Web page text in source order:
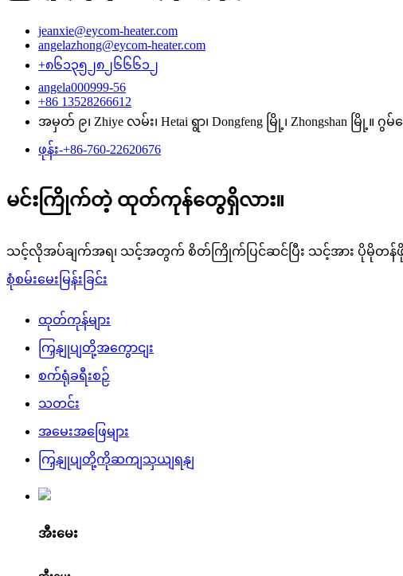
jeanxie@eycom-heater.com
angelazhong@eycom-heater.com
+၈၆၁၃၅၂၈၂၆၆၆၁၂
angela000999-56
+86 13528266612
အမှတ် ၉၊ Zhiye လမ်း၊ Hetai ရွာ၊ Dongfeng မြို့၊ Zhongshan မြို့
ဖုန်း-+86-760-22620676
မင်းကြိုက်တဲ့ ထုတ်ကုန်တွေရှိလား။
သင့်လိုအပ်ချက်အရ၊ သင့်အတွက် စိတ်ကြိုက်ပြင်ဆင်ပြီး သင့်အား ပိုမိုတန်ဖိုး
စုံစမ်းမေးမြန်းခြင်း
ထုတ်ကုန်များ
ကြှနျုပျတို့အကွောငျး
စက်ရုံခရီးစဉ်
သတင်း
အမေးအဖြေများ
ကြှနျုပျတို့ကိုဆကျသှယျရနျ
အီးမေး